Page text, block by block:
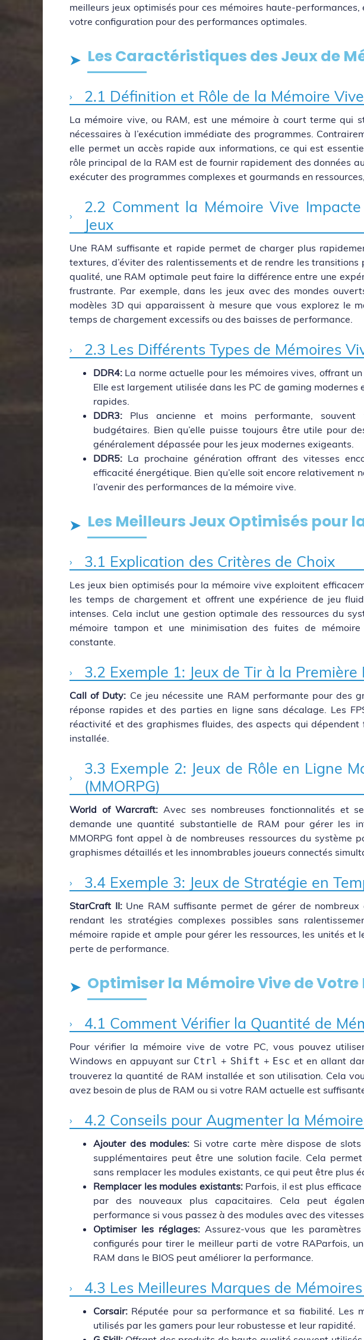
meilleurs jeux optimisés pour ces mémoires haute-
votre configuration pour des performances optimales.
Les Caractéristiques des Jeux de
2.1 Définition et Rôle de la Mémoire
La mémoire vive, ou RAM, est une mémoire à court terme qui
nécessaires à l’exécution immédiate des programmes.
elle permet un accès rapide aux informations, ce qui est
rôle principal de la RAM est de fournir rapidement des données
exécuter des programmes complexes et gourmands en
2.2 Comment la Mémoire Vive
Jeux
Une RAM suffisante et rapide permet de charger plus
textures, d’éviter des ralentissements et de rendre les transitions
qualité, une RAM optimale peut faire la différence entre une
frustrante. Par exemple, dans les jeux avec des mondes
modèles 3D qui apparaissent à mesure que vous explorez le
temps de chargement excessifs ou des baisses de performance.
2.3 Les Différents Types de Mémoires
DDR4: La norme actuelle pour les mémoires vives, offrant
Elle est largement utilisée dans les PC de gaming
rapides.
DDR3: Plus ancienne et moins performante, souvent
budgétaires. Bien qu’elle puisse toujours être utile pour
généralement dépassée pour les jeux modernes exigeants.
DDR5: La prochaine génération offrant des vitesses
efficacité énergétique. Bien qu’elle soit encore relativement
l’avenir des performances de la mémoire vive.
Les Meilleurs Jeux Optimisés pour
3.1 Explication des Critères de Choix
Les jeux bien optimisés pour la mémoire vive exploitent
les temps de chargement et offrent une expérience de jeu
intenses. Cela inclut une gestion optimale des ressources du
mémoire tampon et une minimisation des fuites de
constante.
3.2 Exemple 1: Jeux de Tir à la Première
Call of Duty: Ce jeu nécessite une RAM performante pour des
réponse rapides et des parties en ligne sans décalage. Les
réactivité et des graphismes fluides, des aspects qui
installée.
3.3 Exemple 2: Jeux de Rôle en Ligne
(MMORPG)
World of Warcraft: Avec ses nombreuses fonctionnalités et
demande une quantité substantielle de RAM pour gérer les
MMORPG font appel à de nombreuses ressources du système
graphismes détaillés et les innombrables joueurs connectés
3.4 Exemple 3: Jeux de Stratégie en
StarCraft II:Une RAM suffisante permet de gérer de nombreux
rendant les stratégies complexes possibles sans
mémoire rapide et ample pour gérer les ressources, les unités et
perte de performance.
Optimiser la Mémoire Vive de Votre
4.1 Comment Vérifier la Quantité de
Pour vérifier la mémoire vive de votre PC, vous pouvez
Windows en appuyant sur Ctrl + Shift + Esc et en allant
trouverez la quantité de RAM installée et son utilisation. Cela
avez besoin de plus de RAM ou si votre RAM actuelle est
4.2 Conseils pour Augmenter la
Ajouter des modules: Si votre carte mère dispose de
supplémentaires peut être une solution facile. Cela
sans remplacer les modules existants, ce qui peut être plus
Remplacer les modules existants:Parfois, il est plus efficace
par des nouveaux plus capacitaires. Cela peut
performance si vous passez à des modules avec des
Optimiser les réglages:Assurez-vous que les
configurés pour tirer le meilleur parti de votre RAParfois,
RAM dans le BIOS peut améliorer la performance.
4.3 Les Meilleures Marques de
Corsair: Réputée pour sa performance et sa fiabilité. Les
utilisés par les gamers pour leur robustesse et leur rapidité.